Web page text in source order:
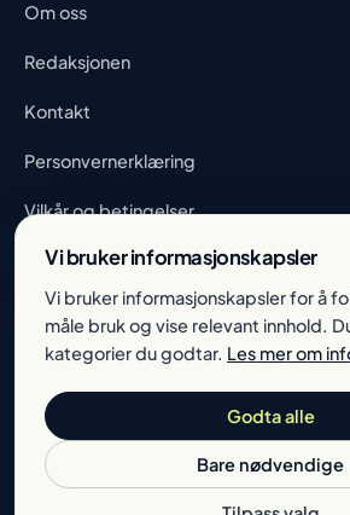
Om oss
Redaksjonen
Kontakt
Personvernerklæring
Vilkår og betingelser
Informasjonskapsler
Bedriftskapital er en formidlingstjeneste.
finansiell rådgivning. Lånene utstedes av
på bankens vilkår etter individuell
Bedriftskapital er en del av CAPIVEST AS ·
Vi bruker informasjonskapsler
Vi bruker informasjonskapsler for å
måle bruk og vise relevant innhold.
kategorier du godtar. Les mer om
Godta alle
Bare nødvendige